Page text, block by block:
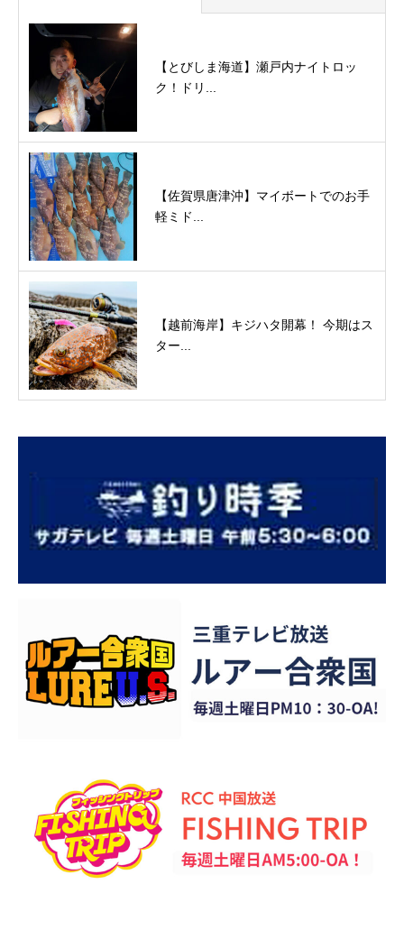
【とびしま海道】瀬戸内ナイトロッ
ク！ドリ...
【佐賀県唐津沖】マイボートでのお手
軽ミド...
【越前海岸】キジハタ開幕！ 今期はス
ター...